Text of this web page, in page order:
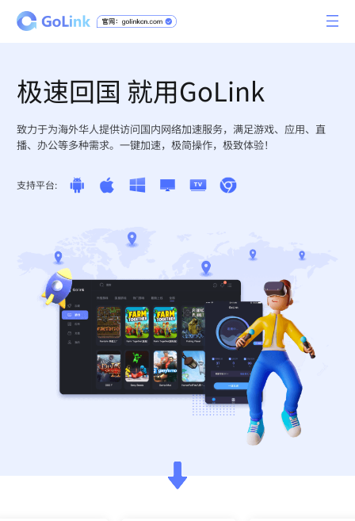
极速回国 就用GoLink
致力于为海外华人提供访问国内网络加速服务，满足游戏、应用、直
播、办公等多种需求。一键加速，极简操作，极致体验！
支持平台: